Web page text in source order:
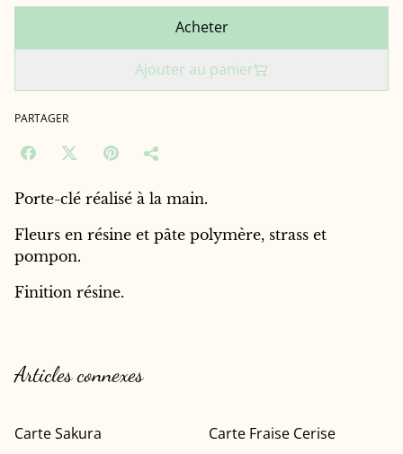
Acheter
Ajouter au panier
PARTAGER
Porte-clé réalisé à la main.
Fleurs en résine et pâte polymère, strass et
pompon.
Finition résine.
Articles connexes
Carte Sakura
Carte Fraise Cerise